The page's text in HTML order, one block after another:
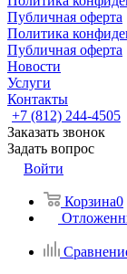
Публичная оферта
Политика
Публичная оферта
Новости
Услуги
Контакты
+7 (812) 244-4505
Заказать звонок
Задать вопрос
Войти
Корзина0